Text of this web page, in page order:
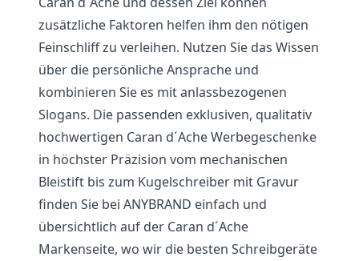
zusätzliche Faktoren helfen ihm den nötigen
Feinschliff zu verleihen. Nutzen Sie das Wissen
über die persönliche Ansprache und
kombinieren Sie es mit anlassbezogenen
Slogans. Die passenden exklusiven, qualitativ
hochwertigen Caran d´Ache Werbegeschenke
in höchster Präzision vom mechanischen
Bleistift bis zum Kugelschreiber mit Gravur
finden Sie bei ANYBRAND einfach und
übersichtlich auf der Caran d´Ache
Markenseite, wo wir die besten Schreibgeräte